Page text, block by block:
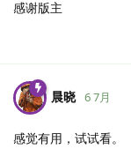
感谢版主
晨晓 6 7月
感觉有用，试试看。